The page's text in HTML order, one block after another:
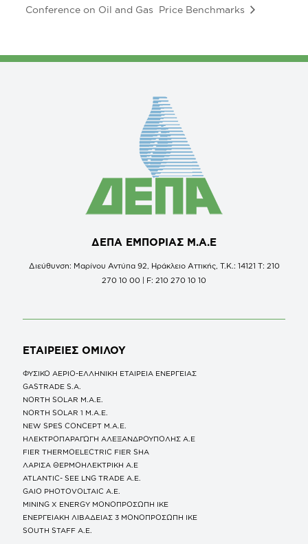
Conference on Oil and Gas
Price Benchmarks
ΔΕΠΑ ΕΜΠΟΡΙΑΣ Μ.Α.Ε
Διεύθυνση: Μαρίνου Αντύπα 92, Ηράκλειο Αττικής, Τ.Κ.: 14121 Τ: 210
270 10 00 | F: 210 270 10 10
ΕΤΑΙΡΕΙΕΣ ΟΜΙΛΟΥ
ΦΥΣΙΚΟ ΑΕΡΙΟ-ΕΛΛΗΝΙΚΗ ΕΤΑΙΡΕΙΑ ΕΝΕΡΓΕΙΑΣ
GASTRADE S.A.
NORTH SOLAR M.Α.Ε.
NORTH SOLAR 1 M.Α.Ε.
NEW SPES CONCEPT Μ.Α.Ε.
ΗΛΕΚΤΡΟΠΑΡΑΓΩΓΗ ΑΛΕΞΑΝΔΡΟΥΠΟΛΗΣ A.E
FIER THERMOELECTRIC FIER SHA
ΛΑΡΙΣΑ ΘΕΡΜΟΗΛΕΚΤΡΙΚΗ A.E
ATLANTIC- SEE LNG TRADE A.E.
GAIO PHOTOVOLTAIC Α.Ε.
MINING X ENERGY ΜΟΝΟΠΡΟΣΩΠΗ ΙΚΕ
ΕΝΕΡΓΕΙΑΚΗ ΛΙΒΑΔΕΙΑΣ 3 ΜΟΝΟΠΡΟΣΩΠΗ ΙΚΕ
SOUTH STAFF Α.Ε.